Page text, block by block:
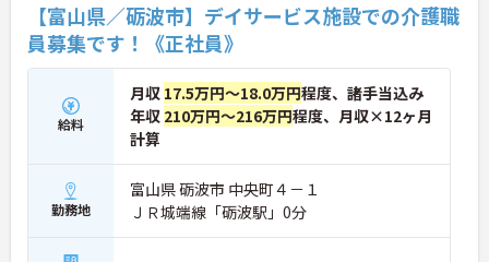
【富山県／砺波市】デイサービス施設での介護職
員募集です！《正社員》
給料
月収 17.5万円～18.0万円程度、諸手当込み
年収 210万円～216万円程度、月収×12ヶ月
計算
勤務地
富山県 砺波市 中央町４－１
ＪＲ城端線「砺波駅」0分